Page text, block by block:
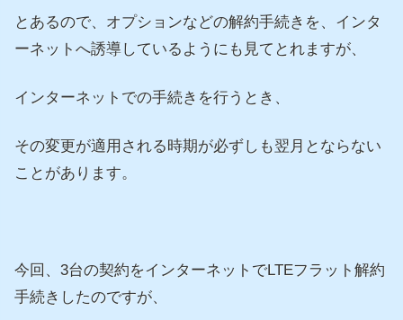
とあるので、オプションなどの解約手続きを、インタ
ーネットへ誘導しているようにも見てとれますが、
インターネットでの手続きを行うとき、
その変更が適用される時期が必ずしも翌月とならない
ことがあります。
今回、3台の契約をインターネットでLTEフラット解約
手続きしたのですが、